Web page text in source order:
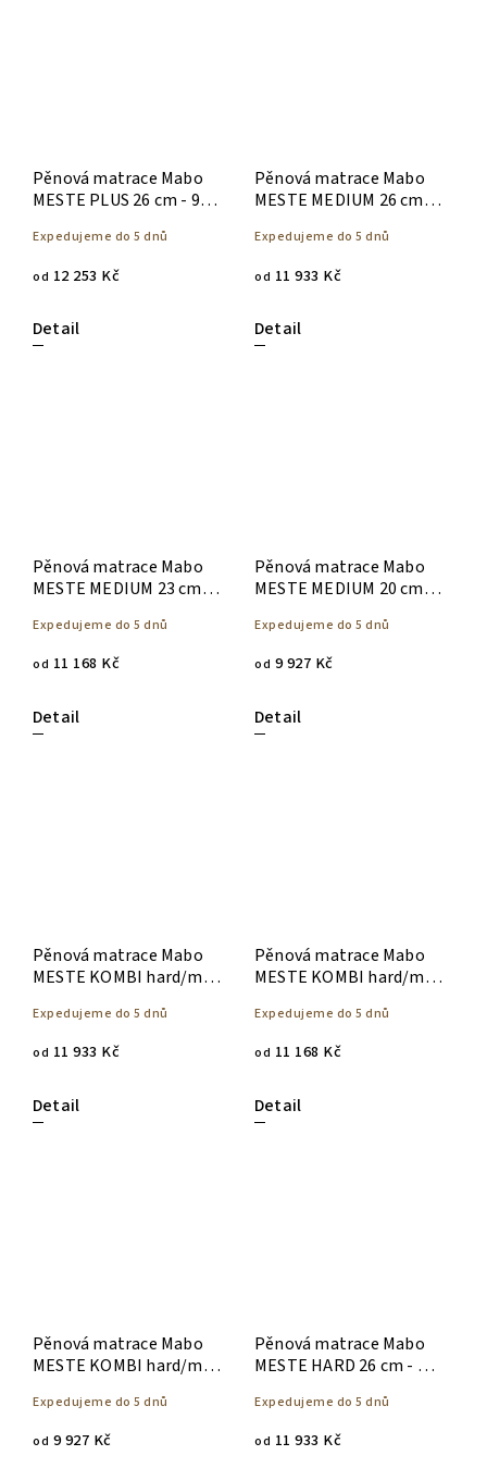
Pěnová matrace Mabo
MESTE PLUS 26 cm - 90 x
Expedujeme do 5 dnů
od 12 253 Kč
Detail
Pěnová matrace Mabo
MESTE MEDIUM 26 cm -
Expedujeme do 5 dnů
od 11 933 Kč
Detail
Pěnová matrace Mabo
MESTE MEDIUM 23 cm -
Expedujeme do 5 dnů
od 11 168 Kč
Detail
Pěnová matrace Mabo
MESTE MEDIUM 20 cm -
Expedujeme do 5 dnů
od 9 927 Kč
Detail
Pěnová matrace Mabo
MESTE KOMBI hard/med
Expedujeme do 5 dnů
od 11 933 Kč
Detail
Pěnová matrace Mabo
MESTE KOMBI hard/med
Expedujeme do 5 dnů
od 11 168 Kč
Detail
Pěnová matrace Mabo
MESTE KOMBI hard/med
Expedujeme do 5 dnů
od 9 927 Kč
Pěnová matrace Mabo
MESTE HARD 26 cm - 90
Expedujeme do 5 dnů
od 11 933 Kč